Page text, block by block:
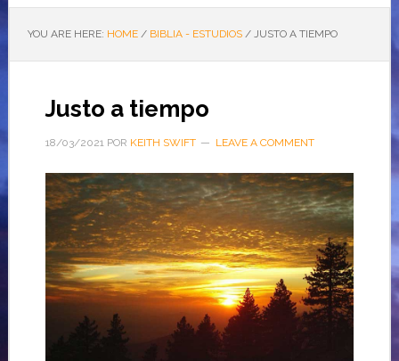
YOU ARE HERE: HOME / BIBLIA - ESTUDIOS /JUSTO A TIEMPO
Justo a tiempo
18/03/2021POR KEITH SWIFT LEAVE A COMMENT